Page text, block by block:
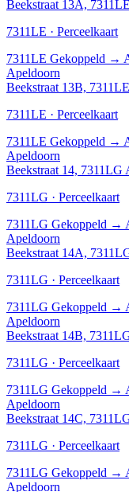
Beekstraat 13A,
7311LE · Perceelkaart
7311LE Gekoppeld →
Apeldoorn
Beekstraat 13B,
7311LE · Perceelkaart
7311LE Gekoppeld →
Apeldoorn
Beekstraat 14, 7311LG
7311LG · Perceelkaart
7311LG Gekoppeld →
Apeldoorn
Beekstraat 14A,
7311LG · Perceelkaart
7311LG Gekoppeld →
Apeldoorn
Beekstraat 14B,
7311LG · Perceelkaart
7311LG Gekoppeld →
Apeldoorn
Beekstraat 14C,
7311LG · Perceelkaart
7311LG Gekoppeld →
Apeldoorn